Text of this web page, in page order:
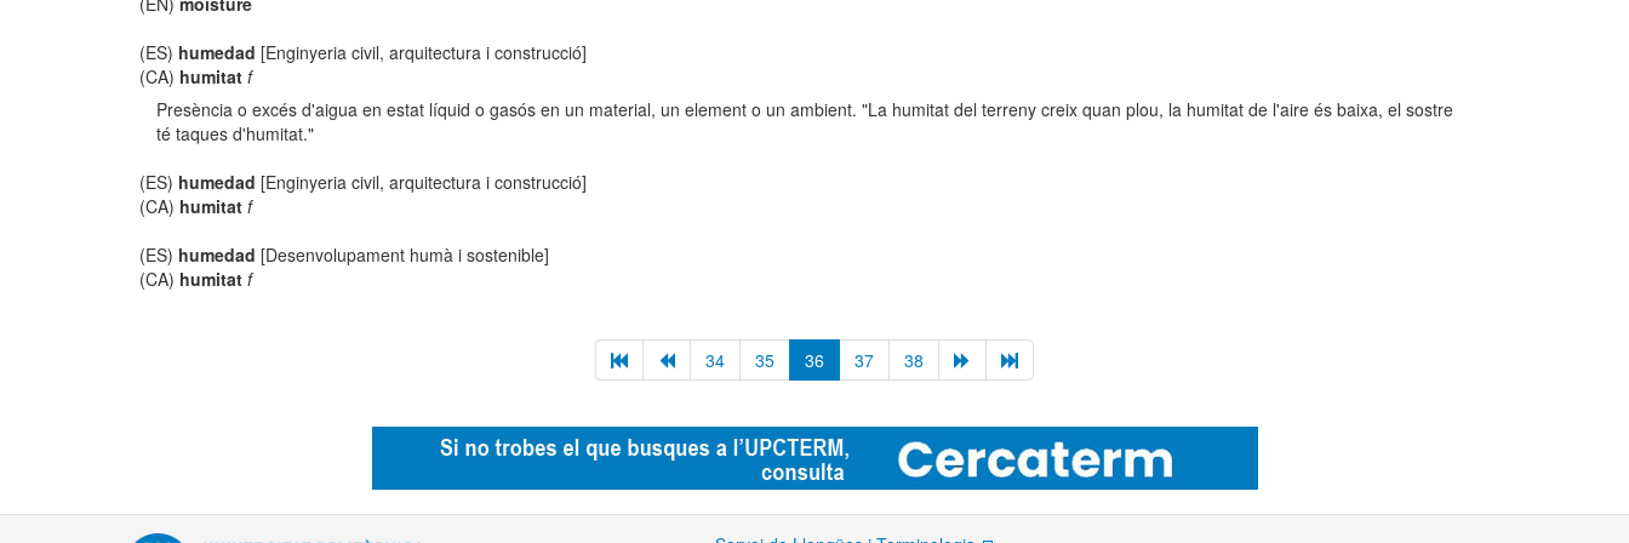
(ES) humedad [Enginyeria civil, arquitectura i construcció]
(CA) humitat f
Presència o excés d'aigua en estat líquid o gasós en un material, un element o un ambient. "La humitat del terreny creix quan plou, la humitat de l'aire és baixa, el sostre
té taques d'humitat."
(ES) humedad [Enginyeria civil, arquitectura i construcció]
(CA) humitat f
(ES) humedad [Desenvolupament humà i sostenible]
(CA) humitat f
34 35 36 37 38